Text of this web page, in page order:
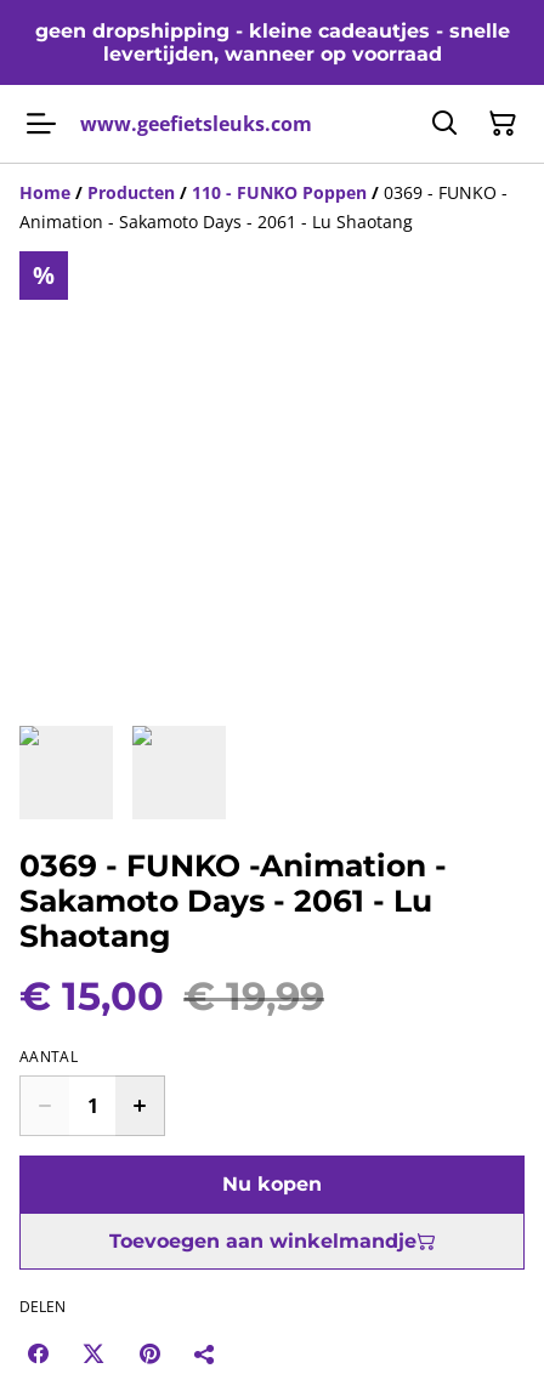
geen dropshipping - kleine cadeautjes - snelle
levertijden, wanneer op voorraad
www.geefietsleuks.com
Home / Producten / 110 - FUNKO Poppen / 0369 - FUNKO -
Animation - Sakamoto Days - 2061 - Lu Shaotang
%
0369 - FUNKO -Animation -
Sakamoto Days - 2061 - Lu
Shaotang
€ 15,00 € 19,99
AANTAL
Nu kopen
Toevoegen aan winkelmandje
DELEN